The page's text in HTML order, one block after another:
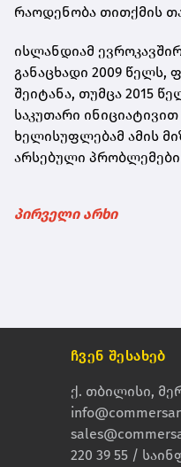
რაოდენობა თითქმის
ისლანდიამ
განაცხადი 2009 წელს,
შეიტანა, თუმცა 2015
საკუთარი ინიციატივით
ხელისუფლებამ ამის
არსებული პრობლემები
პირველი არხი
ჩვენ შესახებ
ქ. თბილისი,
220 39 55 /